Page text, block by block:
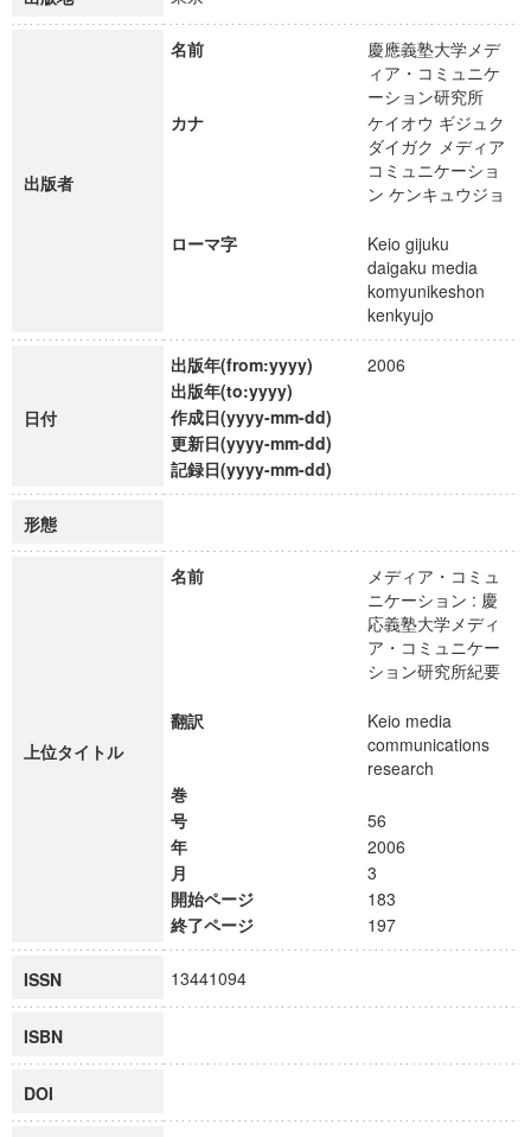
出版者
名前
慶應義塾大学メデ
ィア・コミュニケ
ーション研究所
カナ
ケイオウ ギジュク
ダイガク メディア
コミュニケーショ
ン ケンキュウジョ
ローマ字
Keio gijuku
daigaku media
komyunikeshon
kenkyujo
日付
出版年(from:yyyy)
2006
出版年(to:yyyy)
作成日(yyyy-mm-dd)
更新日(yyyy-mm-dd)
記録日(yyyy-mm-dd)
形態
上位タイトル
名前
メディア・コミュ
ニケーション : 慶
応義塾大学メディ
ア・コミュニケー
ション研究所紀要
翻訳
Keio media
communications
research
巻
号
56
年
2006
月
3
開始ページ
183
終了ページ
197
ISSN 13441094
ISBN
DOI